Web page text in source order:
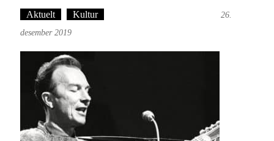
Aktuelt Kultur
26.
desember 2019